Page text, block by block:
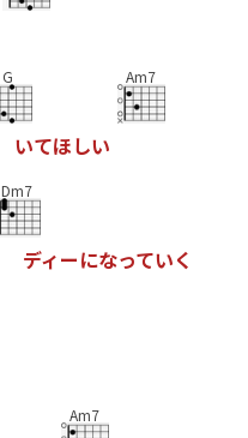
G
いてほしい
Am7
Dm7
ディーになっていく
Am7